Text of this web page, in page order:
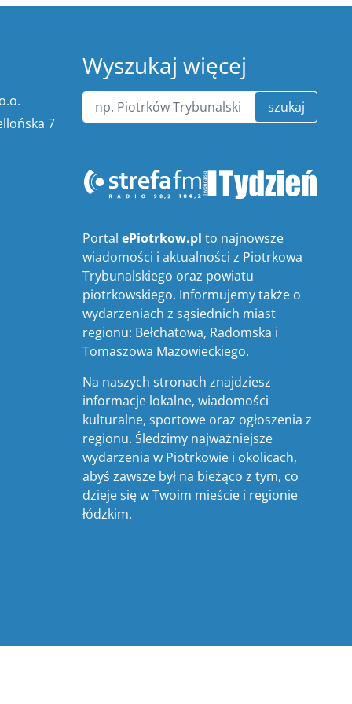
7
Wyszukaj więcej
szukaj
PortalePiotrkow.pl to najnowsze
wiadomości i aktualności z Piotrkowa
Trybunalskiego oraz powiatu
piotrkowskiego. Informujemy także o
wydarzeniach z sąsiednich miast
regionu: Bełchatowa, Radomska i
Tomaszowa Mazowieckiego.
Na naszych stronach znajdziesz
informacje lokalne, wiadomości
kulturalne, sportowe oraz ogłoszenia z
regionu. Śledzimy najważniejsze
wydarzenia w Piotrkowie i okolicach,
abyś zawsze był na bieżąco z tym, co
dzieje się w Twoim mieście i regionie
łódzkim.